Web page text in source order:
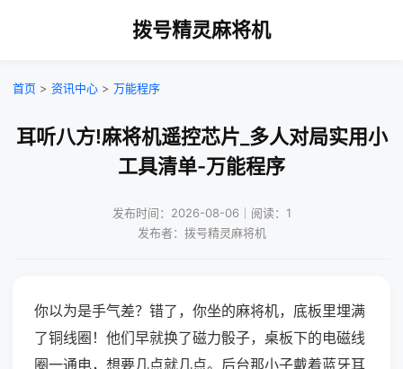
拨号精灵麻将机
首页 > 资讯中心 > 万能程序
耳听八方!麻将机遥控芯片_多人对局实用小
工具清单-万能程序
发布时间：2026-08-06｜阅读：1
发布者：拨号精灵麻将机
你以为是手气差？错了，你坐的麻将机，底板里埋满
了铜线圈！他们早就换了磁力骰子，桌板下的电磁线
圈一通电，想要几点就几点。后台那小子戴着蓝牙耳